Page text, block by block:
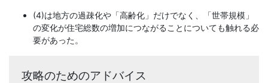
(4)は地方の過疎化や「高齢化」だけでなく、「世帯規模」
の変化が住宅総数の増加につながることについても触れる必
要があった。
攻略のためのアドバイス